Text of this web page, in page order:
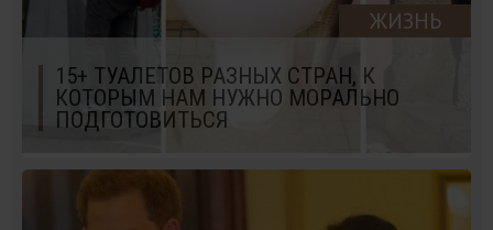
ЖИЗНЬ
15+ ТУАЛЕТОВ РАЗНЫХ СТРАН, К
КОТОРЫМ НАМ НУЖНО МОРАЛЬНО
ПОДГОТОВИТЬСЯ